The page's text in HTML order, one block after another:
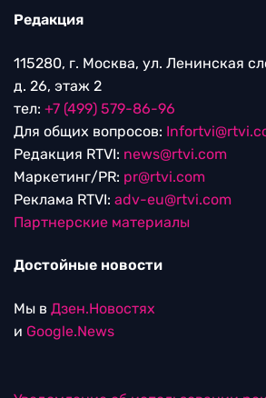
Редакция
115280, г. Москва, ул. Ленинская
д. 26, этаж 2
тел: +7 (499) 579-86-96
Для общих вопросов:
Редакция RTVI: news@rtvi.com
Маркетинг/PR: pr@rtvi.com
Реклама RTVI: adv-eu@rtvi.com
Партнерские материалы
Достойные новости
Мы в Дзен.Новостях
и Google.News